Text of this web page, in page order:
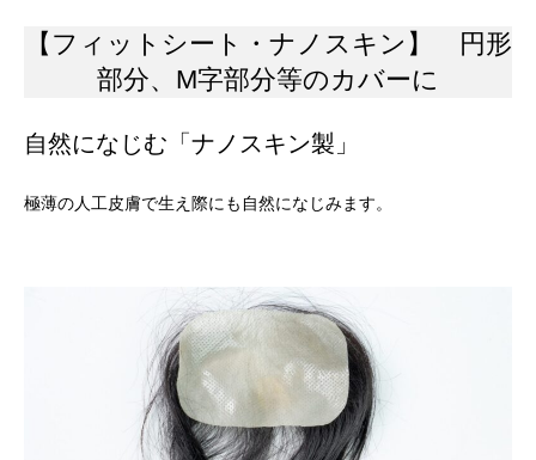
【フィットシート・ナノスキン】 円形
部分、M字部分等のカバーに
自然になじむ「ナノスキン製」
極薄の人工皮膚で生え際にも自然になじみます。